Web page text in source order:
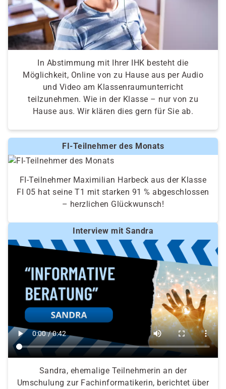
In Abstimmung mit Ihrer IHK besteht die
Möglichkeit, Online von zu Hause aus per Audio
und Video am Klassenraumunterricht
teilzunehmen. Wie in der Klasse – nur von zu
Hause aus. Wir klären dies gern für Sie ab.
FI-Teilnehmer des Monats
FI-Teilnehmer Maximilian Harbeck aus der Klasse
FI 05 hat seine T1 mit starken 91 % abgeschlossen
– herzlichen Glückwunsch!
Interview mit Sandra
Sandra, ehemalige Teilnehmerin an der
Umschulung zur Fachinformatikerin, berichtet über